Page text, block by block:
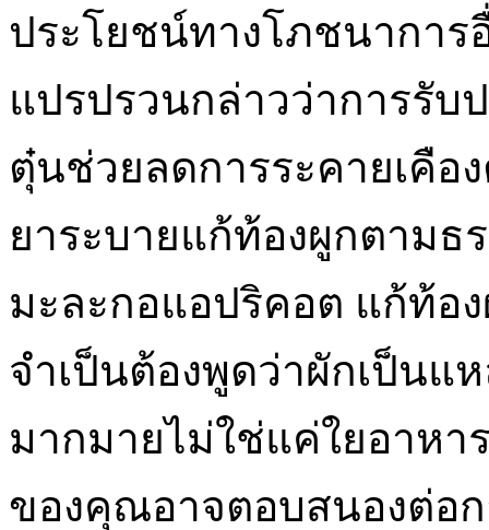
ประโยชน์ทางโภชนาการ
แปรปรวนกล่าวว่าการรับ
ตุ๋นช่วยลดการระคายเคือ
ยาระบายแก้ท้องผูกตาม
มะละกอแอปริคอต แก้ท้อ
จำเป็นต้องพูดว่าผักเป็นแ
มากมายไม่ใช่แค่ใยอาหา
ของคุณอาจตอบสนองต่อ